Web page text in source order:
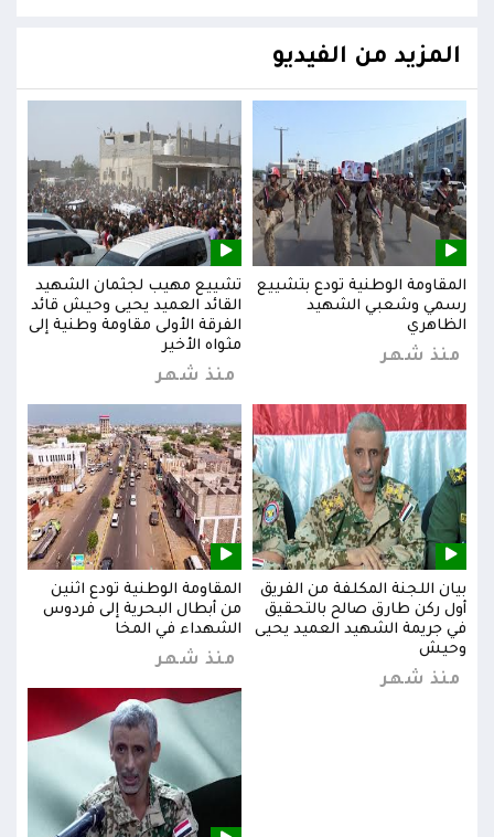
المزيد من الفيديو
المقاومة الوطنية تودع بتشييع
رسمي وشعبي الشهيد
الظاهري
منذ شهر
تشييع مهيب لجثمان الشهيد
القائد العميد يحيى وحيش قائد
الفرقة الأولى مقاومة وطنية إلى
مثواه الأخير
منذ شهر
بيان اللجنة المكلفة من الفريق
أول ركن طارق صالح بالتحقيق
في جريمة الشهيد العميد يحيى
وحيش
منذ شهر
المقاومة الوطنية تودع اثنين
من أبطال البحرية إلى فردوس
الشهداء في المخا
منذ شهر